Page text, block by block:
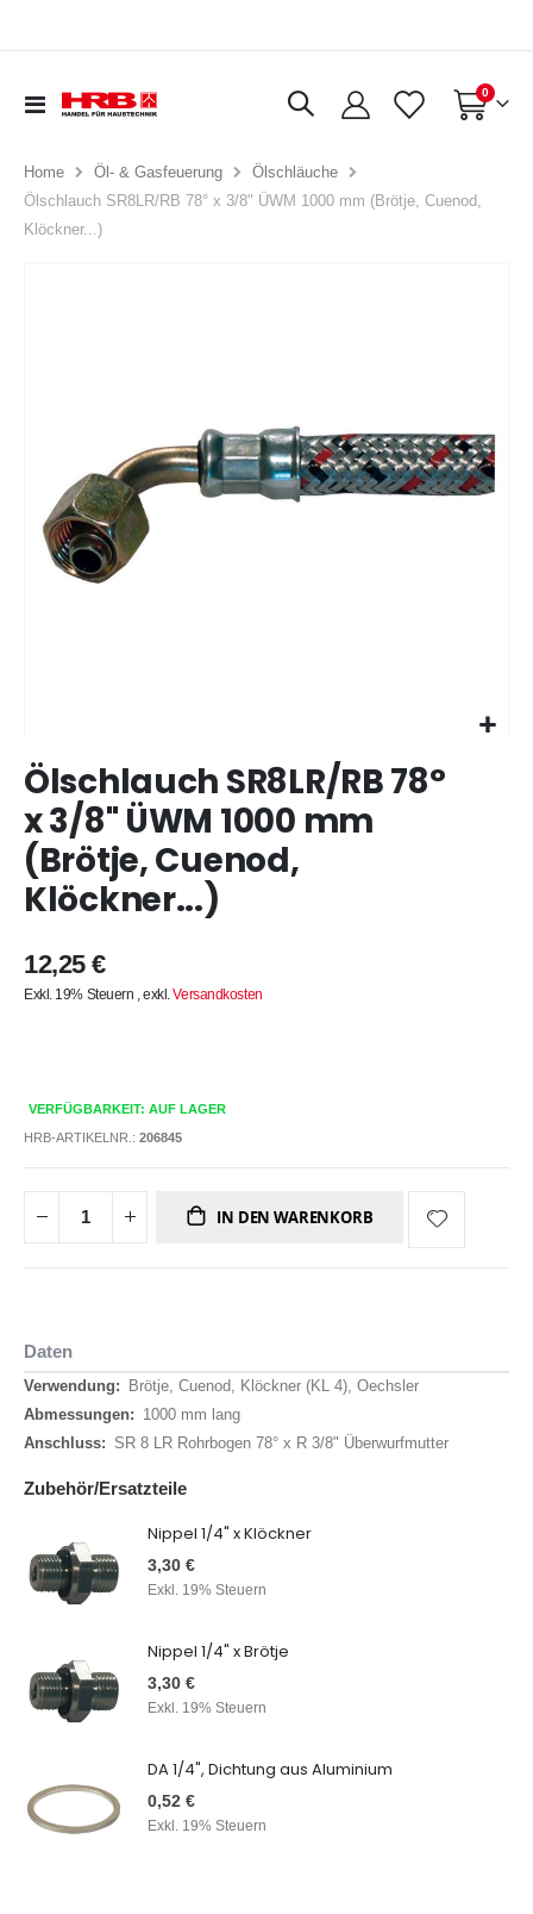
Navigation
Warenkorb
0Artikel
Home Öl- & Gasfeuerung
Ölschläuche
Ölschlauch SR8LR/RB 78° x 3/8" ÜWM 1000 mm (Brötje, Cuenod,
Klöckner...)
Anfang
Bildergalerie
springen
Ölschlauch SR8LR/RB 78°
x 3/8" ÜWM 1000 mm
(Brötje, Cuenod,
Klöckner...)
12,25 €
Exkl. 19% Steuern ,exkl.Versandkosten
VERFÜGBARKEIT: AUF LAGER
HRB-ARTIKELNR.: 206845
IN DEN WARENKORB
Daten
Daten
Brötje, Cuenod, Klöckner (KL 4), Oechsler
1000 mm lang
SR 8 LR Rohrbogen 78° x R 3/8" Überwurfmutter
Zubehör/Ersatzteile
Nippel 1/4" x Klöckner
3,30 €
Exkl. 19% Steuern
Nippel 1/4" x Brötje
3,30 €
Exkl. 19% Steuern
DA 1/4", Dichtung aus Aluminium
0,52 €
Exkl. 19% Steuern